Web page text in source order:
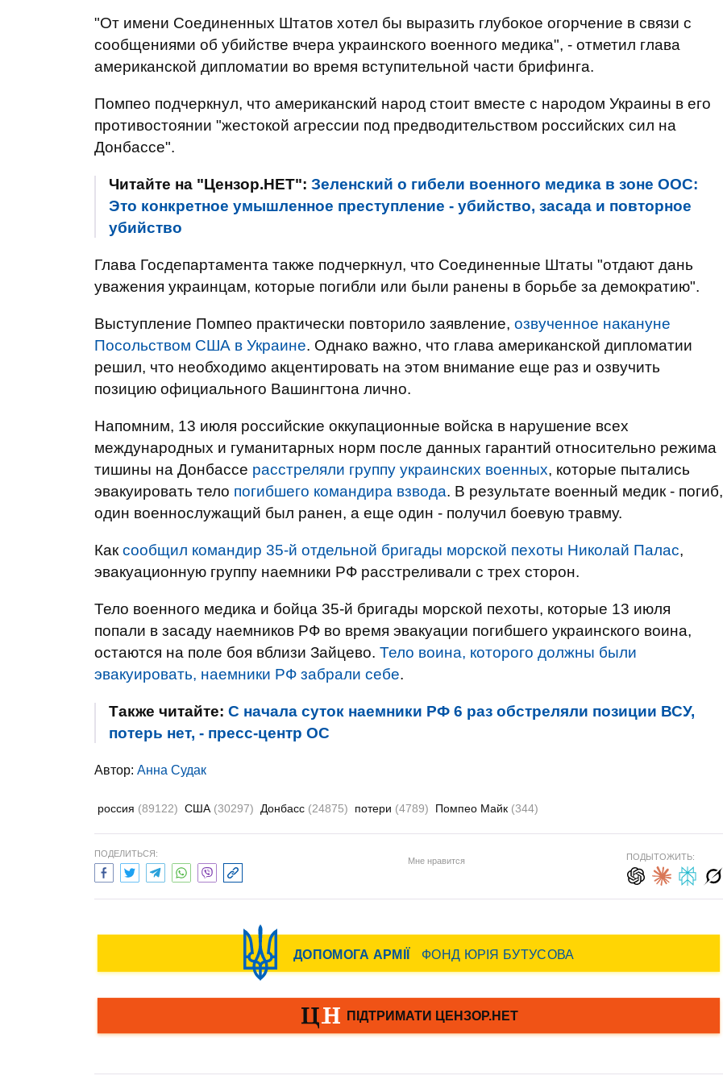
"От имени Соединенных Штатов хотел бы выразить глубокое огорчение в связи с
сообщениями об убийстве вчера украинского военного медика", - отметил глава
американской дипломатии во время вступительной части брифинга.
Помпео подчеркнул, что американский народ стоит вместе с народом Украины в его
противостоянии "жестокой агрессии под предводительством российских сил на
Донбассе".
Читайте на "Цензор.НЕТ": Зеленский о гибели военного медика в зоне ООС:
Это конкретное умышленное преступление - убийство, засада и повторное
убийство
Глава Госдепартамента также подчеркнул, что Соединенные Штаты "отдают дань
уважения украинцам, которые погибли или были ранены в борьбе за демократию".
Выступление Помпео практически повторило заявление, озвученное накануне
Посольством США в Украине. Однако важно, что глава американской дипломатии
решил, что необходимо акцентировать на этом внимание еще раз и озвучить
позицию официального Вашингтона лично.
Напомним, 13 июля российские оккупационные войска в нарушение всех
международных и гуманитарных норм после данных гарантий относительно режима
тишины на Донбассе расстреляли группу украинских военных, которые пытались
эвакуировать тело погибшего командира взвода. В результате военный медик - погиб,
один военнослужащий был ранен, а еще один - получил боевую травму.
Как сообщил командир 35-й отдельной бригады морской пехоты Николай Палас,
эвакуационную группу наемники РФ расстреливали с трех сторон.
Тело военного медика и бойца 35-й бригады морской пехоты, которые 13 июля
попали в засаду наемников РФ во время эвакуации погибшего украинского воина,
остаются на поле боя вблизи Зайцево. Тело воина, которого должны были
эвакуировать, наемники РФ забрали себе.
Также читайте: С начала суток наемники РФ 6 раз обстреляли позиции ВСУ,
потерь нет, - пресс-центр ОС
Автор: Анна Судак
россия (89122) США (30297) Донбасс (24875) потери (4789) Помпео Майк (344)
ПОДЕЛИТЬСЯ:
Мне нравится ПОДЫТОЖИТЬ: